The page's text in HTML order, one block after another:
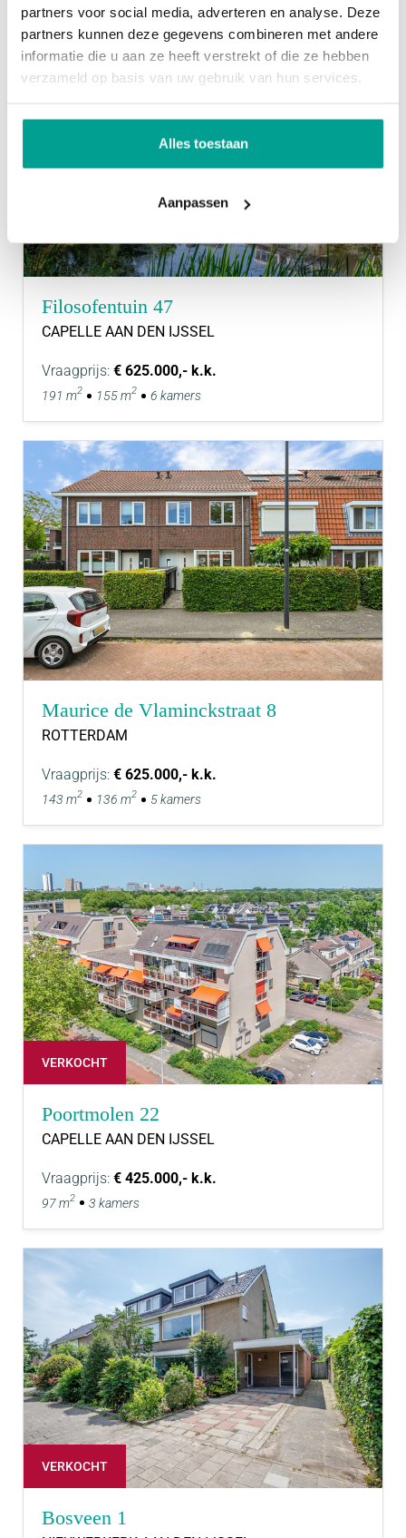
partners voor social media, adverteren en analyse. Deze
partners kunnen deze gegevens combineren met andere
informatie die u aan ze heeft verstrekt of die ze hebben
verzameld op basis van uw gebruik van hun services.
Alles toestaan
Aanpassen
Filosofentuin 47
CAPELLE AAN DEN IJSSEL
Vraagprijs: € 625.000,- k.k.
191 m2 155 m2 6 kamers
Maurice de Vlaminckstraat 8
ROTTERDAM
Vraagprijs: € 625.000,- k.k.
143 m2 136 m2 5 kamers
VERKOCHT
Poortmolen 22
CAPELLE AAN DEN IJSSEL
Vraagprijs: € 425.000,- k.k.
97 m2 3 kamers
VERKOCHT
Bosveen 1